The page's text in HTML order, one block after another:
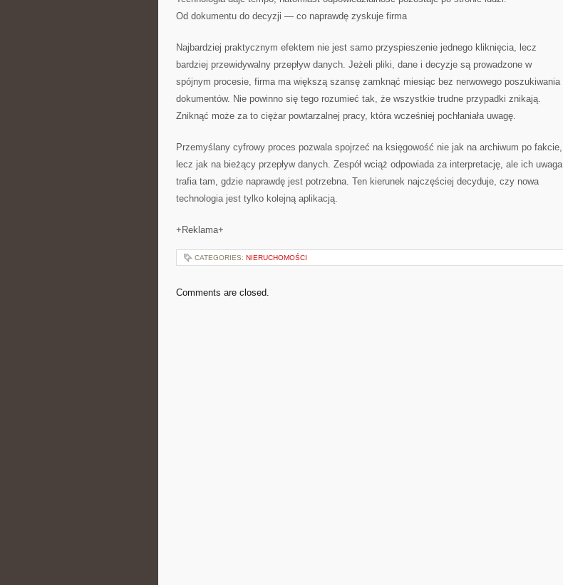
Od dokumentu do decyzji — co naprawdę zyskuje firma
Najbardziej praktycznym efektem nie jest samo przyspieszenie jednego kliknięcia, lecz
bardziej przewidywalny przepływ danych. Jeżeli pliki, dane i decyzje są prowadzone w
spójnym procesie, firma ma większą szansę zamknąć miesiąc bez nerwowego poszukiwania
dokumentów. Nie powinno się tego rozumieć tak, że wszystkie trudne przypadki znikają.
Zniknąć może za to ciężar powtarzalnej pracy, która wcześniej pochłaniała uwagę.
Przemyślany cyfrowy proces pozwala spojrzeć na księgowość nie jak na archiwum po fakcie,
lecz jak na bieżący przepływ danych. Zespół wciąż odpowiada za interpretację, ale ich uwaga
trafia tam, gdzie naprawdę jest potrzebna. Ten kierunek najczęściej decyduje, czy nowa
technologia jest tylko kolejną aplikacją.
+Reklama+
CATEGORIES: NIERUCHOMOŚCI
Comments are closed.